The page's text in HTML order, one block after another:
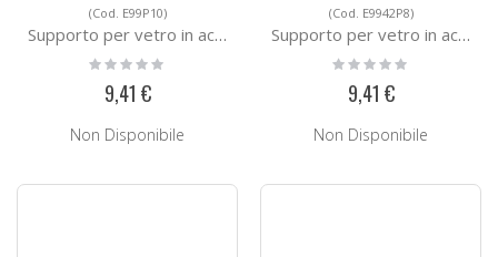
(Cod. E99P10)
Supporto per vetro in acciaio E99P10
Rating:
0%
9,41 €
Non Disponibile
(Cod. E9942P8)
Supporto per vetro in acciaio E9942P8
Rating:
0%
9,41 €
Non Disponibile